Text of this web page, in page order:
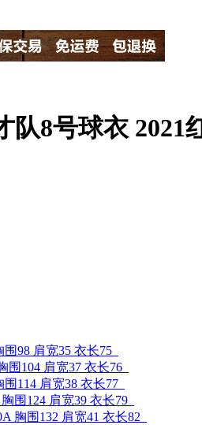
队8号球衣 2021
围98 肩宽35 衣长75
围104 肩宽37 衣长76
围114 肩宽38 衣长77
围124 肩宽39 衣长79
胸围132 肩宽41 衣长82